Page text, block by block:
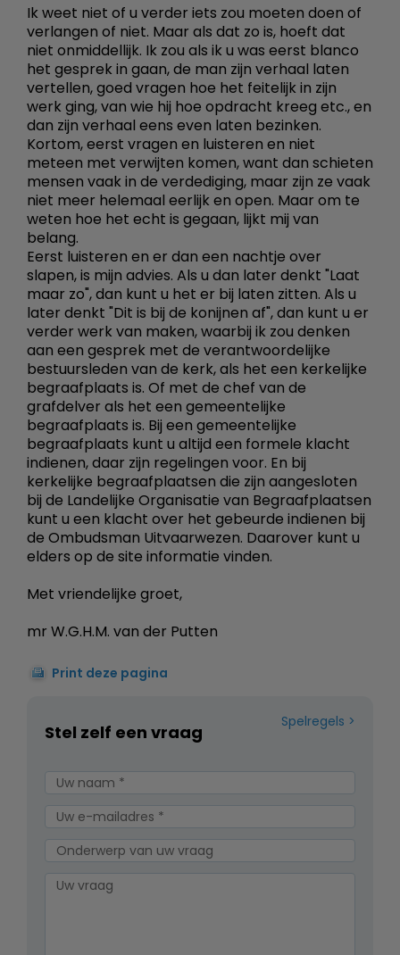
Ik weet niet of u verder iets zou moeten doen of
verlangen of niet. Maar als dat zo is, hoeft dat
niet onmiddellijk. Ik zou als ik u was eerst blanco
het gesprek in gaan, de man zijn verhaal laten
vertellen, goed vragen hoe het feitelijk in zijn
werk ging, van wie hij hoe opdracht kreeg etc., en
dan zijn verhaal eens even laten bezinken.
Kortom, eerst vragen en luisteren en niet
meteen met verwijten komen, want dan schieten
mensen vaak in de verdediging, maar zijn ze vaak
niet meer helemaal eerlijk en open. Maar om te
weten hoe het echt is gegaan, lijkt mij van
belang.
Eerst luisteren en er dan een nachtje over
slapen, is mijn advies. Als u dan later denkt "Laat
maar zo", dan kunt u het er bij laten zitten. Als u
later denkt "Dit is bij de konijnen af", dan kunt u er
verder werk van maken, waarbij ik zou denken
aan een gesprek met de verantwoordelijke
bestuursleden van de kerk, als het een kerkelijke
begraafplaats is. Of met de chef van de
grafdelver als het een gemeentelijke
begraafplaats is. Bij een gemeentelijke
begraafplaats kunt u altijd een formele klacht
indienen, daar zijn regelingen voor. En bij
kerkelijke begraafplaatsen die zijn aangesloten
bij de Landelijke Organisatie van Begraafplaatsen
kunt u een klacht over het gebeurde indienen bij
de Ombudsman Uitvaarwezen. Daarover kunt u
elders op de site informatie vinden.
Met vriendelijke groet,
mr W.G.H.M. van der Putten
Print deze pagina
Spelregels
Stel zelf een vraag